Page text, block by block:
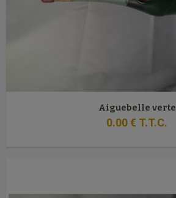
Aiguebelle verte
0.00€ T.T.C.